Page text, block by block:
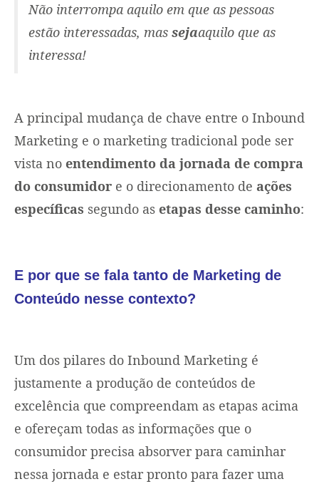
Não interrompa aquilo em que as pessoas
estão interessadas, mas sejaaquilo que as
interessa!
A principal mudança de chave entre o Inbound
Marketing e o marketing tradicional pode ser
vista no entendimento da jornada de compra
do consumidor e o direcionamento de ações
específicas segundo as etapas desse caminho:
E por que se fala tanto de Marketing de
Conteúdo nesse contexto?
Um dos pilares do Inbound Marketing é
justamente a produção de conteúdos de
excelência que compreendam as etapas acima
e ofereçam todas as informações que o
consumidor precisa absorver para caminhar
nessa jornada e estar pronto para fazer uma